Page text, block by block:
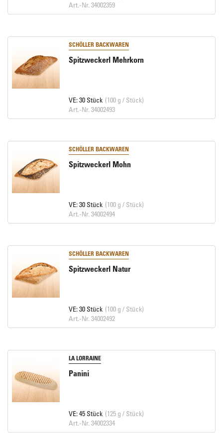
Art.-Nr. 34002359
SCHÖLLER BACKWAREN
Spitzweckerl Mehrkorn
VE: 30 Stück (100 g / Stück)
Art.-Nr. 34002493
SCHÖLLER BACKWAREN
Spitzweckerl Mohn
VE: 30 Stück (100 g / Stück)
Art.-Nr. 34002494
SCHÖLLER BACKWAREN
Spitzweckerl Natur
VE: 30 Stück (100 g / Stück)
Art.-Nr. 34002492
LA LORRAINE
Panini
VE: 45 Stück (125 g / Stück)
Art.-Nr. 34002334